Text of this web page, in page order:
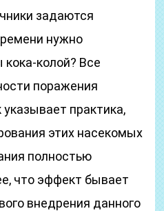
задаются
нужно
колой? Все
поражения
указывает практика,
этих насекомых
полностью
что эффект бывает
внедрения данного